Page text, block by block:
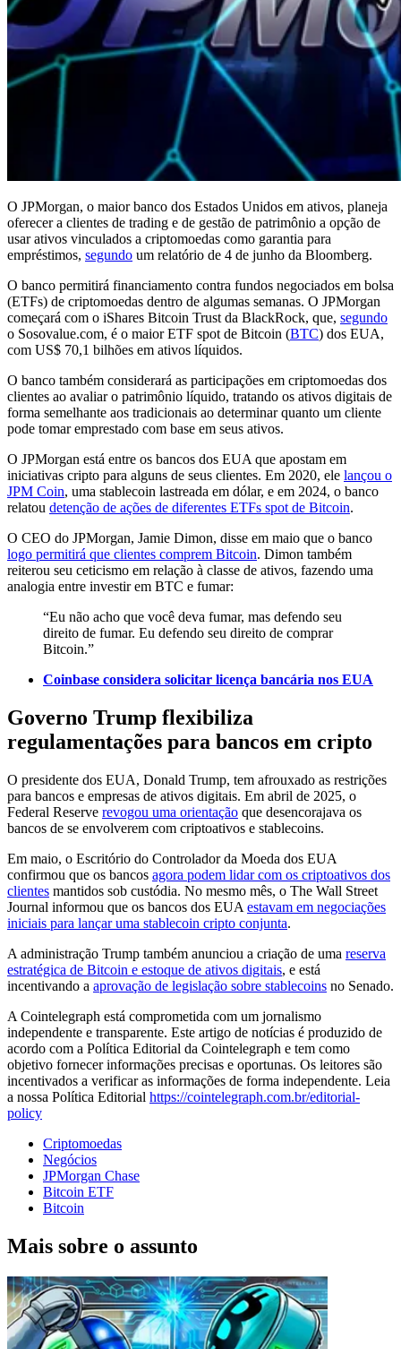
O JPMorgan, o maior banco dos Estados Unidos em ativos, planeja
oferecer a clientes de trading e de gestão de patrimônio a opção de
usar ativos vinculados a criptomoedas como garantia para
empréstimos, segundo um relatório de 4 de junho da Bloomberg.
O banco permitirá financiamento contra fundos negociados em bolsa
(ETFs) de criptomoedas dentro de algumas semanas. O JPMorgan
começará com o iShares Bitcoin Trust da BlackRock, que, segundo
o Sosovalue.com, é o maior ETF spot de Bitcoin (BTC) dos EUA,
com US$ 70,1 bilhões em ativos líquidos.
O banco também considerará as participações em criptomoedas dos
clientes ao avaliar o patrimônio líquido, tratando os ativos digitais de
forma semelhante aos tradicionais ao determinar quanto um cliente
pode tomar emprestado com base em seus ativos.
O JPMorgan está entre os bancos dos EUA que apostam em
iniciativas cripto para alguns de seus clientes. Em 2020, ele lançou o
JPM Coin, uma stablecoin lastreada em dólar, e em 2024, o banco
relatou detenção de ações de diferentes ETFs spot de Bitcoin.
O CEO do JPMorgan, Jamie Dimon, disse em maio que o banco
logo permitirá que clientes comprem Bitcoin. Dimon também
reiterou seu ceticismo em relação à classe de ativos, fazendo uma
analogia entre investir em BTC e fumar:
“Eu não acho que você deva fumar, mas defendo seu
direito de fumar. Eu defendo seu direito de comprar
Bitcoin.”
Coinbase considera solicitar licença bancária nos EUA
Governo Trump flexibiliza
regulamentações para bancos em cripto
O presidente dos EUA, Donald Trump, tem afrouxado as restrições
para bancos e empresas de ativos digitais. Em abril de 2025, o
Federal Reserve revogou uma orientação que desencorajava os
bancos de se envolverem com criptoativos e stablecoins.
Em maio, o Escritório do Controlador da Moeda dos EUA
confirmou que os bancos agora podem lidar com os criptoativos dos
clientes mantidos sob custódia. No mesmo mês, o The Wall Street
Journal informou que os bancos dos EUA estavam em negociações
iniciais para lançar uma stablecoin cripto conjunta.
A administração Trump também anunciou a criação de uma reserva
estratégica de Bitcoin e estoque de ativos digitais, e está
incentivando a aprovação de legislação sobre stablecoins no Senado.
A Cointelegraph está comprometida com um jornalismo
independente e transparente. Este artigo de notícias é produzido de
acordo com a Política Editorial da Cointelegraph e tem como
objetivo fornecer informações precisas e oportunas. Os leitores são
incentivados a verificar as informações de forma independente. Leia
a nossa Política Editorial https://cointelegraph.com.br/editorial-
policy
Criptomoedas
Negócios
JPMorgan Chase
Bitcoin ETF
Bitcoin
Mais sobre o assunto